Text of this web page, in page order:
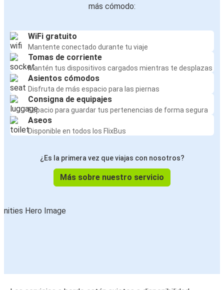
más cómodo:
WiFi gratuito
Mantente conectado durante tu viaje
Tomas de corriente
Mantén tus dispositivos cargados mientras te desplazas
Asientos cómodos
Disfruta de más espacio para las piernas
Consigna de equipajes
Espacio para guardar tus pertenencias de forma segura
Aseos
Disponible en todos los FlixBus
¿Es la primera vez que viajas con nosotros?
Más sobre nuestro servicio